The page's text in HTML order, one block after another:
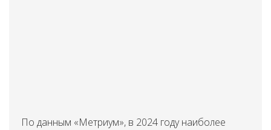
По данным «Метриум», в 2024 году наиболее